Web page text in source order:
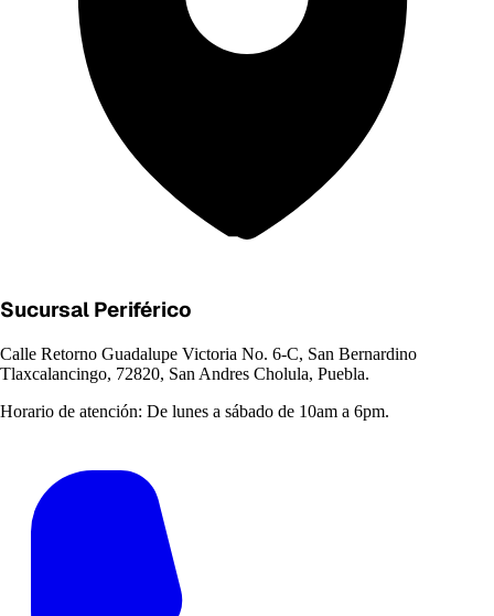
Sucursal Periférico
Calle Retorno Guadalupe Victoria No. 6-C, San Bernardino
Tlaxcalancingo, 72820, San Andres Cholula, Puebla.
Horario de atención: De lunes a sábado de 10am a 6pm.